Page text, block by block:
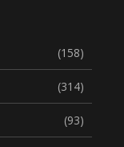
(158)
(314)
(93)